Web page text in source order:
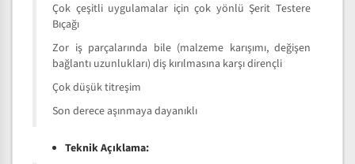
Çok çeşitli uygulamalar için çok yönlü Şerit Testere
Bıçağı
Zor iş parçalarında bile (malzeme karışımı, değişen
bağlantı uzunlukları) diş kırılmasına karşı dirençli
Çok düşük titreşim
Son derece aşınmaya dayanıklı
Teknik Açıklama: